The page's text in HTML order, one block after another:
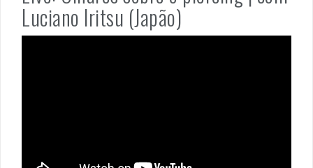
Luciano Iritsu (Japão)